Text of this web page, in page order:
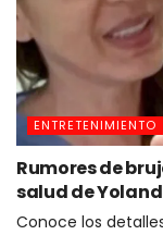
ENTRETENIMIENTO
Rumores de
salud de
Conoce los